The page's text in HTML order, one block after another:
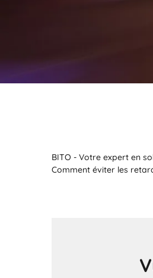
BITO - Votre expert en
Comment éviter les